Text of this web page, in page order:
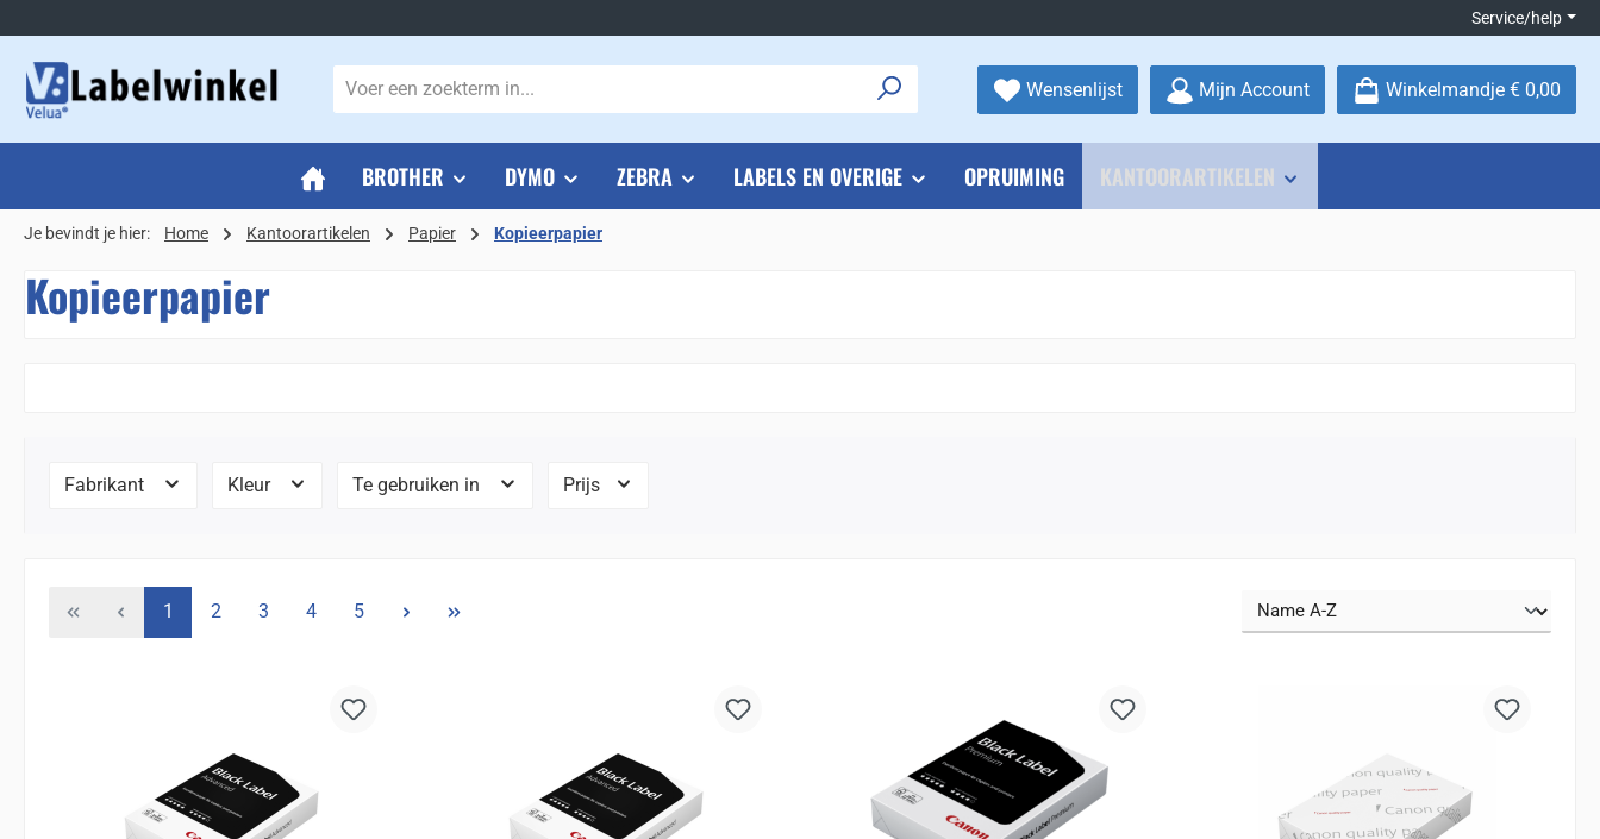
Service/help
WensenlijstJe hebt 0 items op je verlanglijstje
Mijn Account Winkelmandje € 0,00
BROTHER DYMO ZEBRA LABELS EN OVERIGE OPRUIMING KANTOORARTIKELEN
Je bevindt je hier: Home Kantoorartikelen Papier Kopieerpapier
Kopieerpapier
Fabrikant Kleur Te gebruiken in Prijs
Pagina
1 Pagina
2 Pagina
3 Pagina
4 Pagina
5